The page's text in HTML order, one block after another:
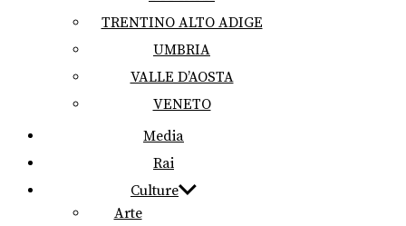
TRENTINO ALTO ADIGE
UMBRIA
VALLE D’AOSTA
VENETO
Media
Rai
Culture
Arte